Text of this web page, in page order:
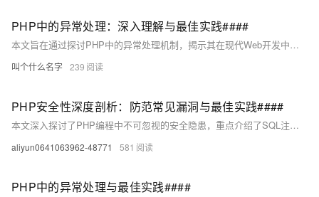
PHP中的异常处理：深入理解与最佳实践####
本文旨在通过探讨PHP中的异常处理机制，揭示其在现代Web开发中的重要性。我们将从基本概念入手，逐步深入到高级应用，包括自定义异常类、异常的最佳实践以及如何有效地捕获和处理多个异常，为开发者提供一套完整的解决方案来增强应用程序的健壮性和用户体验。 ####
叫个什么名字 239
PHP安全性深度剖析：防范常见漏洞与最佳实践####
本文深入探讨了PHP编程中不可忽视的安全隐患，重点介绍了SQL注入、XSS攻击、CSRF攻击及文件包含漏洞等四大常见安全威胁。通过详尽的案例分析与防御策略阐述，为开发者提供了一套实用的安全编码指南。文章强调，提升代码安全性是保障Web应用稳健运行的关键，鼓励开发者在日常开发中积极践行安全最佳实践。 ####
aliyun0641063962-48771 581
PHP中的异常处理与最佳实践####